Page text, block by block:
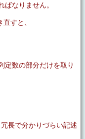
なりません。
すと、
定数の部分だけを取り
長で分かりづらい記述